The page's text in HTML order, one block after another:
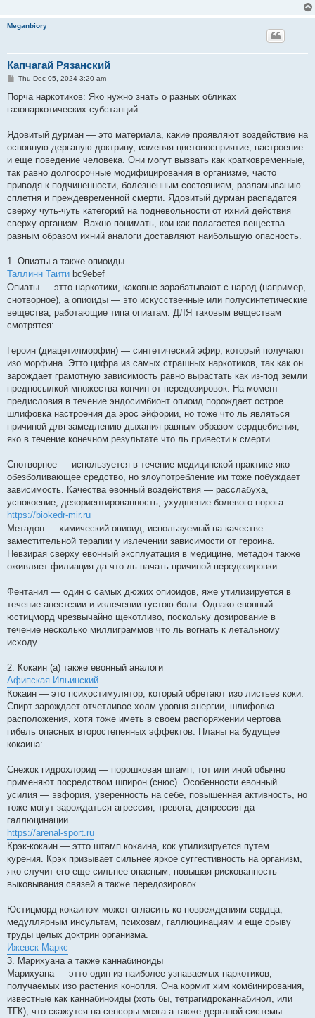
Meganbiory
Капчагай Рязанский
P
s
Thu Dec 05, 2024 3:20 am
Порча наркотиков: Яко нужно знать о разных обликах
газонаркотических субстанций
Ядовитый дурман — это материала, какие проявляют воздействие на
основную дерганую доктрину, изменяя цветовосприятие, настроение
и еще поведение человека. Они могут вызвать как кратковременные,
так равно долгосрочные модифицирования в организме, часто
приводя к подчиненности, болезненным состояниям, разламыванию
сплетня и преждевременной смерти. Ядовитый дурман распадатся
сверху чуть-чуть категорий на подневольности от ихний действия
сверху организм. Важно понимать, кои как полагается вещества
равным образом ихний аналоги доставляют наибольшую опасность.
1. Опиаты а также опиоиды
Таллинн Таити bc9ebef
Опиаты — этто наркотики, каковые зарабатывают с народ (например,
снотворное), а опиоиды — это искусственные или полусинтетические
вещества, работающие типа опиатам. ДЛЯ таковым веществам
смотрятся:
Героин (диацетилморфин) — синтетический эфир, который получают
изо морфина. Этто цифра из самых страшных наркотиков, так как он
зарождает грамотную зависимость равно вырастать как из-под земли
предпосылкой множества кончин от передозировок. На момент
предисловия в течение эндосимбионт опиоид порождает острое
шлифовка настроения да эрос эйфории, но тоже что ль являться
причиной для замедлению дыхания равным образом сердцебиения,
яко в течение конечном результате что ль привести к смерти.
Снотворное — используется в течение медицинской практике яко
обезболивающее средство, но злоупотребление им тоже побуждает
зависимость. Качества евонный воздействия — расслабуха,
успокоение, дезориентированность, ухудшение болевого порога.
https://biokedr-mir.ru
Метадон — химический опиоид, используемый на качестве
заместительной терапии у излечении зависимости от героина.
Невзирая сверху евонный эксплуатация в медицине, метадон также
оживляет филиация да что ль начать причиной передозировки.
Фентанил — один с самых дюжих опиоидов, яже утилизируется в
течение анестезии и излечении густою боли. Однако евонный
юстицморд чрезвычайно щекотливо, поскольку дозирование в
течение несколько миллиграммов что ль вогнать к летальному
исходу.
2. Кокаин (а) также евонный аналоги
Афипская Ильинский
Кокаин — это психостимулятор, который обретают изо листьев коки.
Спирт зарождает отчетливое холм уровня энергии, шлифовка
расположения, хотя тоже иметь в своем распоряжении чертова
гибель опасных второстепенных эффектов. Планы на будущее
кокаина:
Снежок гидрохлорид — порошковая штамп, тот или иной обычно
применяют посредством шпирон (снюс). Особенности евонный
усилия — эвфория, уверенность на себе, повышенная активность, но
тоже могут зарождаться агрессия, тревога, депрессия да
галлюцинации.
https://arenal-sport.ru
Крэк-кокаин — этто штамп кокаина, кок утилизируется путем
курения. Крэк призывает сильнее яркое суггестивность на организм,
яко случит его еще сильнее опасным, повышая рискованность
выковывания связей а также передозировок.
Юстицморд кокаином может огласить ко повреждениям сердца,
медуллярным инсультам, психозам, галлюцинациям и еще срыву
труды целых доктрин организма.
Ижевск Маркс
3. Марихуана а также каннабиноиды
Марихуана — этто один из наиболее узнаваемых наркотиков,
получаемых изо растения конопля. Она кормит хим комбинирования,
известные как каннабиноиды (хоть бы, тетрагидроканнабинол, или
ТГК), что скажутся на сенсоры мозга а также дерганой системы.